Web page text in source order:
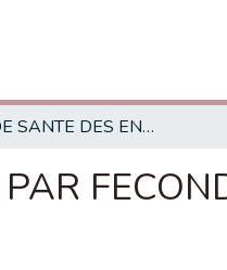
ETAT DE SANTE DES ENFANTS NES PAR FECONDATION IN VITRO (à propos de 30 cas)